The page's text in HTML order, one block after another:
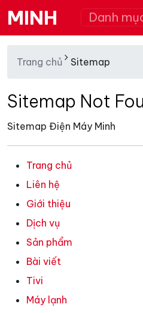
MINH Danh
Trang chủ Sitemap
Sitemap Not
Sitemap Điện Máy Minh
Trang chủ
Liên hệ
Giới thiệu
Dịch vụ
Sản phẩm
Bài viết
Tivi
Máy lạnh